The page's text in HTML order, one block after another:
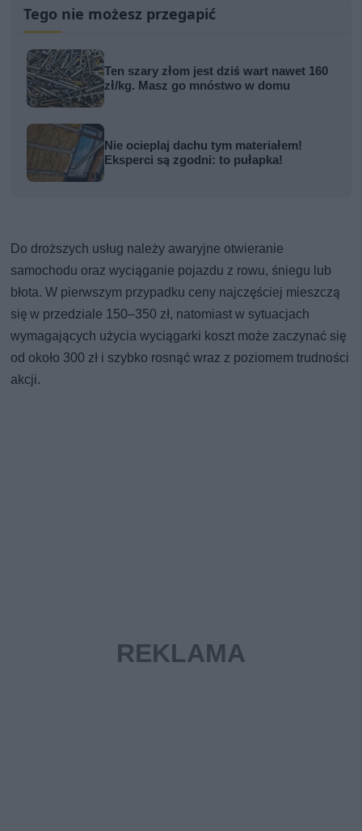
Tego nie możesz przegapić
Ten szary złom jest dziś wart nawet 160
zł/kg. Masz go mnóstwo w domu
Nie ocieplaj dachu tym materiałem!
Eksperci są zgodni: to pułapka!
Do droższych usług należy awaryjne otwieranie
samochodu oraz wyciąganie pojazdu z rowu, śniegu lub
błota. W pierwszym przypadku ceny najczęściej mieszczą
się w przedziale 150–350 zł, natomiast w sytuacjach
wymagających użycia wyciągarki koszt może zaczynać się
od około 300 zł i szybko rosnąć wraz z poziomem trudności
akcji.